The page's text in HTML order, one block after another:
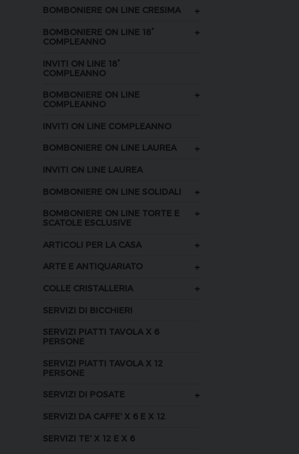
BOMBONIERE ON LINE CRESIMA +
BOMBONIERE ON LINE 18°
COMPLEANNO
+
INVITI ON LINE 18°
COMPLEANNO
BOMBONIERE ON LINE
COMPLEANNO
+
INVITI ON LINE COMPLEANNO
BOMBONIERE ON LINE LAUREA +
INVITI ON LINE LAUREA
BOMBONIERE ON LINE SOLIDALI +
BOMBONIERE ON LINE TORTE E
SCATOLE ESCLUSIVE
+
ARTICOLI PER LA CASA +
ARTE E ANTIQUARIATO +
COLLE CRISTALLERIA +
SERVIZI DI BICCHIERI
SERVIZI PIATTI TAVOLA X 6
PERSONE
SERVIZI PIATTI TAVOLA X 12
PERSONE
SERVIZI DI POSATE +
SERVIZI DA CAFFE' X 6 E X 12
SERVIZI TE' X 12 E X 6